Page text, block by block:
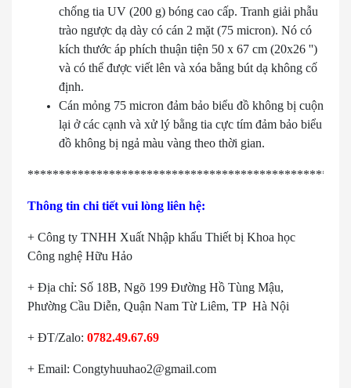
chống tia UV (200 g) bóng cao cấp. Tranh giải phẫu
trào ngược dạ dày có cán 2 mặt (75 micron). Nó có
kích thước áp phích thuận tiện 50 x 67 cm (20x26 '')
và có thể được viết lên và xóa bằng bút dạ không cố
định.
Cán mỏng 75 micron đảm bảo biểu đồ không bị cuộn
lại ở các cạnh và xử lý bằng tia cực tím đảm bảo biểu
đồ không bị ngả màu vàng theo thời gian.
Thông tin chi tiết vui lòng liên hệ:
+ Công ty TNHH Xuất Nhập khẩu Thiết bị Khoa học
Công nghệ Hữu Hảo
+ Địa chỉ: Số 18B, Ngõ 199 Đường Hồ Tùng Mậu,
Phường Cầu Diễn, Quận Nam Từ Liêm, TP Hà Nội
+ ĐT/Zalo: 0782.49.67.69
+ Email: Congtyhuuhao2@gmail.com